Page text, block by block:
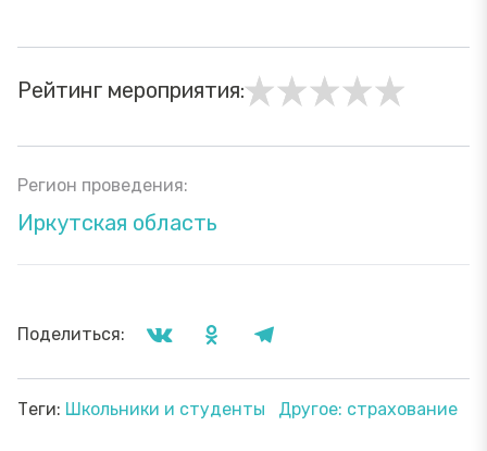
Рейтинг мероприятия:
Регион проведения:
Иркутская область
Поделиться:
Теги: Школьники и студенты Другое: страхование